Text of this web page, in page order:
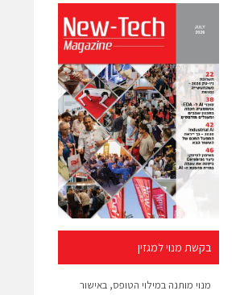
בקשת מנוי למגזין
מנוי מותנה במילוי הטופס, באישור